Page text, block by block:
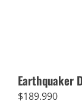
Earthquaker
$189.990